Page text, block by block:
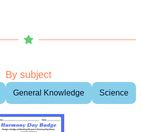
By subject
General Knowledge Science